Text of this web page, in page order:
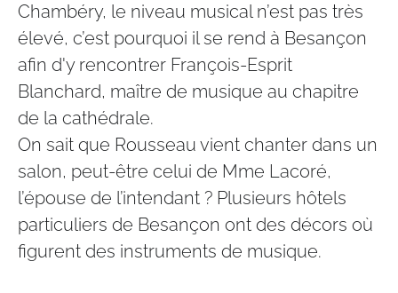
Chambéry, le niveau musical n’est pas très
élevé, c’est pourquoi il se rend à Besançon
afin d'y rencontrer François-Esprit
Blanchard, maître de musique au chapitre
de la cathédrale.
On sait que Rousseau vient chanter dans un
salon, peut-être celui de Mme Lacoré,
l’épouse de l’intendant ? Plusieurs hôtels
particuliers de Besançon ont des décors où
figurent des instruments de musique.